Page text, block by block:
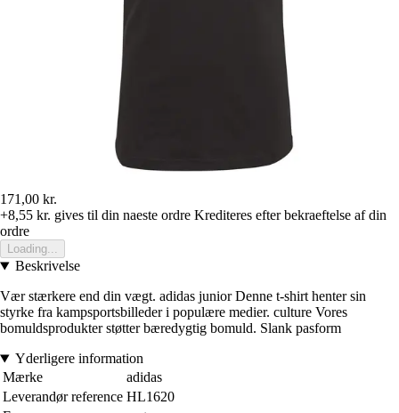
171,00 kr.
+8,55 kr. gives til din naeste ordre Krediteres efter bekraeftelse af din
ordre
Loading...
Beskrivelse
Vær stærkere end din vægt. adidas junior Denne t-shirt henter sin
styrke fra kampsportsbilleder i populære medier. culture Vores
bomuldsprodukter støtter bæredygtig bomuld. Slank pasform
Yderligere information
Mærke
adidas
Leverandør reference HL1620